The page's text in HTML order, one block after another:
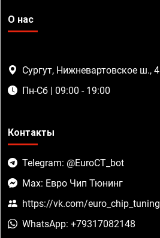
О нас
Сургут, Нижневартовское ш., 4
Пн-Сб | 09:00 - 19:00
Контакты
Telegram: @EuroCT_bot
Max: Евро Чип Тюнинг
https://vk.com/euro_chip_tuning
WhatsApp: +79317082148